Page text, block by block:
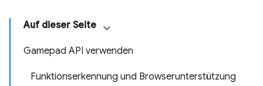
Auf dieser Seite
Gamepad API verwenden
Funktionserkennung und Browserunterstützung